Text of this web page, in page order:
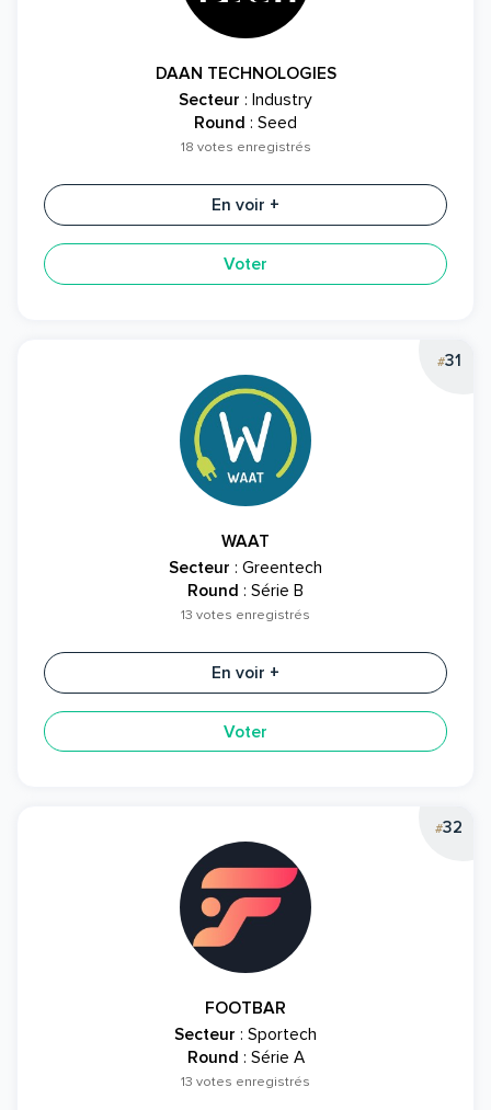
DAAN TECHNOLOGIES
Secteur : Industry
Round : Seed
18 votes enregistrés
En voir +
Voter
#31
WAAT
Secteur : Greentech
Round : Série B
13 votes enregistrés
En voir +
Voter
#32
FOOTBAR
Secteur : Sportech
Round : Série A
13 votes enregistrés